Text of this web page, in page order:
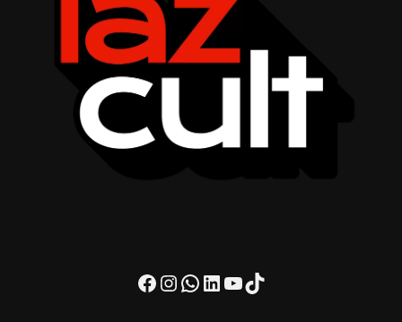
Facebook
Instagram
WhatsApp
LinkedIn
Youtube
TikTok